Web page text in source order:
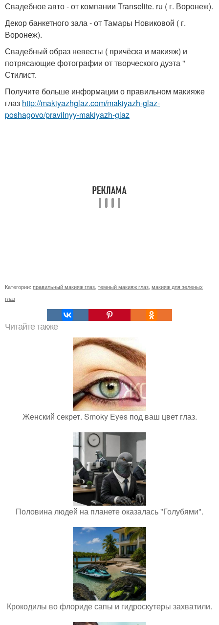
Свадебное авто - от компании Transelite. ru ( г. Воронеж).
Декор банкетного зала - от Тамары Новиковой ( г.
Воронеж).
Свадебный образ невесты ( причёска и макияж) и
потрясающие фотографии от творческого дуэта "
Стилист.
Получите больше информации о правильном макияже
глаз http://makiyazhglaz.com/makiyazh-glaz-
poshagovo/pravilnyy-makiyazh-glaz
Категории: правильный макияж глаз темный макияж глаз макияж для зеленых
глаз
Читайте также
Женский секрет. Smoky Eyes под ваш цвет глаз.
Половина людей на планете оказалась "Голубями".
Крокодилы во флориде сапы и гидроскутеры захватили.